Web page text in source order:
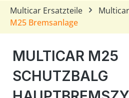
Multicar Ersatzteile
M25 Bremsanlage
MULTICAR M25
SCHUTZBALG